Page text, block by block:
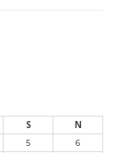
S
N
5
6